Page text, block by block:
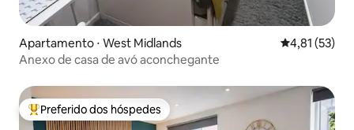
Apartamento ⋅ West Midlands 4,81 de uma
4,81 (53)
Anexo de casa de avó aconchegante
Entre os melhores preferidos dos hóspedes
Preferido dos hóspedes